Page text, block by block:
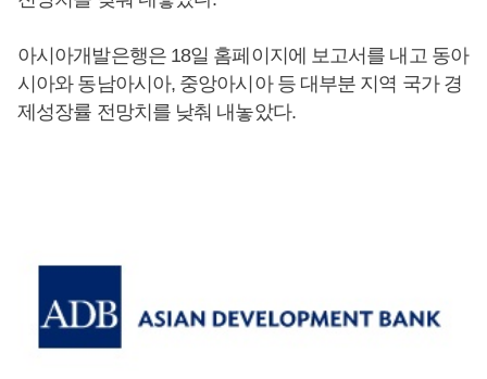
아시아개발은행은 18일 홈페이지에 보고서를 내고 동아
시아와 동남아시아, 중앙아시아 등 대부분 지역 국가 경
제성장률 전망치를 낮춰 내놓았다.